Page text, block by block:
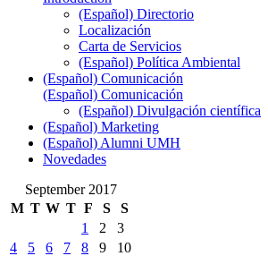
(Español) Directorio
Localización
Carta de Servicios
(Español) Política Ambiental
(Español) Comunicación
(Español) Comunicación
(Español) Divulgación científica
(Español) Marketing
(Español) Alumni UMH
Novedades
September 2017
M T W T F S
S
1
2
3
4
5 6 7 8 9
10